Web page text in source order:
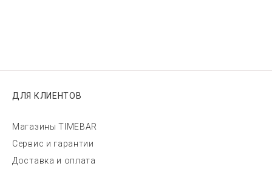
ДЛЯ КЛИЕНТОВ
Магазины TIMEBAR
Сервис и гарантии
Доставка и оплата